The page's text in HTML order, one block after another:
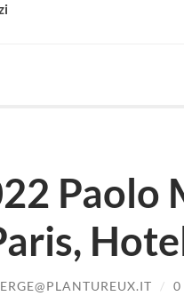
Paolo
/ 0